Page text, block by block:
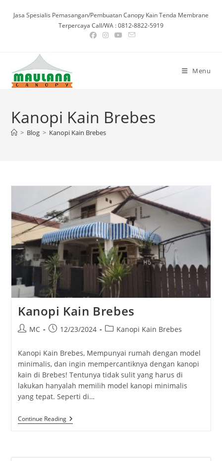
Jasa Spesialis Pemasangan/Pembuatan Canopy Kain Tenda Membrane
Terpercaya Call/WA : 0812-8822-5919
Menu
Kanopi Kain Brebes
> Blog > Kanopi Kain Brebes
Kanopi Kain Brebes
PostMC
Post12/23/2024
PostKanopi Kain Brebes
Kanopi Kain Brebes, Mempunyai rumah dengan model
minimalis, dan ingin mempercantiknya dengan kanopi
kain di Brebes! Tentunya tidak sulit yang harus di
lakukan hanyalah memilih model kanopi minimalis
yang tepat. Seperti di…
Continue ReadingKanopi
Kain